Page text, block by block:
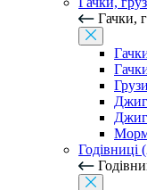
Гачки,
Годівниці